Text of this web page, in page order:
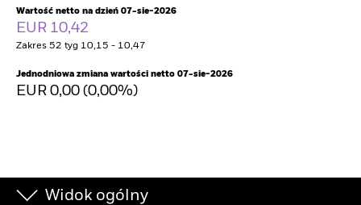
Wartość netto na dzień 07-sie-2026
EUR 10,42
Zakres 52 tyg 10,15 - 10,47
Jednodniowa zmiana wartości netto 07-sie-2026
EUR 0,00 (0,00%)
Widok ogólny